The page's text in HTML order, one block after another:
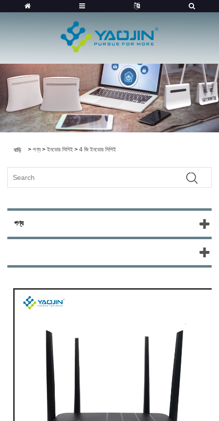
বাড়ি > পণ্য> ইনডোর সিপিই > 4 জি ইনডোর সিপিই
পণ্য